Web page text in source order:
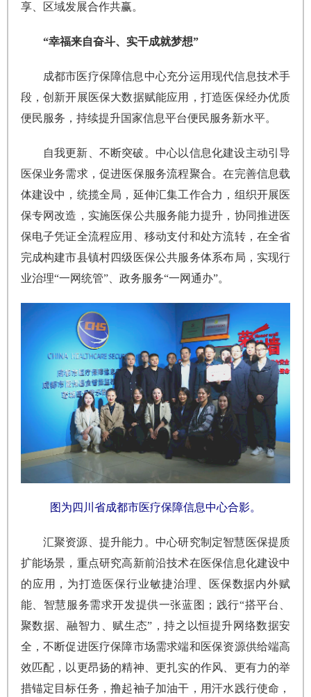
享、区域发展合作共赢。
“幸福来自奋斗、实干成就梦想”
成都市医疗保障信息中心充分运用现代信息技术手
段，创新开展医保大数据赋能应用，打造医保经办优质
便民服务，持续提升国家信息平台便民服务新水平。
自我更新、不断突破。中心以信息化建设主动引导
医保业务需求，促进医保服务流程聚合。在完善信息载
体建设中，统揽全局，延伸汇集工作合力，组织开展医
保专网改造，实施医保公共服务能力提升，协同推进医
保电子凭证全流程应用、移动支付和处方流转，在全省
完成构建市县镇村四级医保公共服务体系布局，实现行
业治理“一网统管”、政务服务“一网通办”。
图为四川省成都市医疗保障信息中心合影。
汇聚资源、提升能力。中心研究制定智慧医保提质
扩能场景，重点研究高新前沿技术在医保信息化建设中
的应用，为打造医保行业敏捷治理、医保数据内外赋
能、智慧服务需求开发提供一张蓝图；践行“搭平台、
聚数据、融智力、赋生态”，持之以恒提升网络数据安
全，不断促进医疗保障市场需求端和医保资源供给端高
效匹配，以更昂扬的精神、更扎实的作风、更有力的举
措锚定目标任务，撸起袖子加油干，用汗水践行使命，